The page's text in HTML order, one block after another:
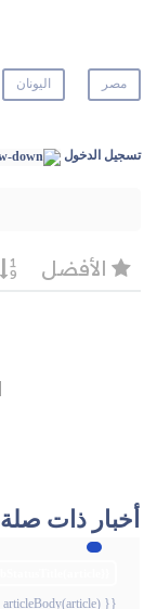
مصر اليونان
تسجيل الدخول
أخبار ذات صلة
{{ articleBody(article) }}